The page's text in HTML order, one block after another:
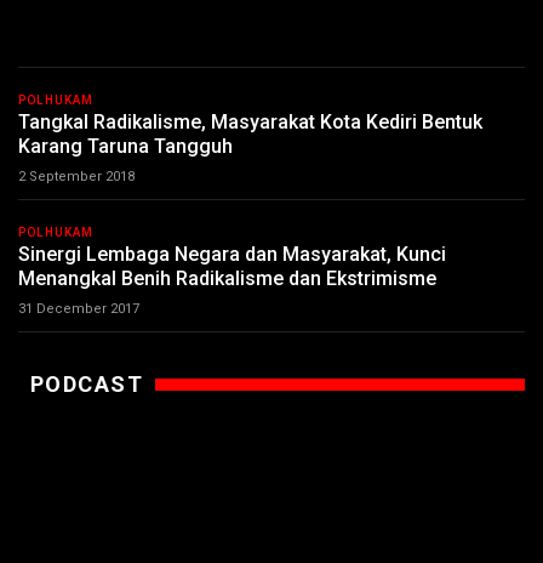
POLHUKAM
Tangkal Radikalisme, Masyarakat Kota Kediri Bentuk
Karang Taruna Tangguh
2 September 2018
POLHUKAM
Sinergi Lembaga Negara dan Masyarakat, Kunci
Menangkal Benih Radikalisme dan Ekstrimisme
31 December 2017
PODCAST